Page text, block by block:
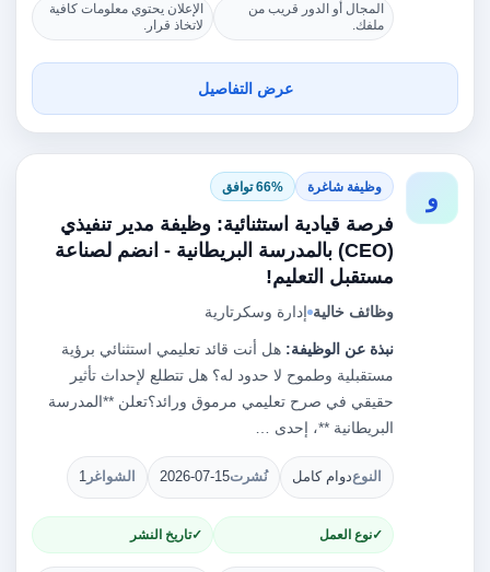
المجال أو الدور قريب من
ملفك.
الإعلان يحتوي معلومات كافية
لاتخاذ قرار.
عرض التفاصيل
و وظيفة شاغرة 66% توافق
فرصة قيادية استثنائية: وظيفة مدير تنفيذي
(CEO) بالمدرسة البريطانية - انضم لصناعة
مستقبل التعليم!
وظائف خالية إدارة وسكرتارية
نبذة عن الوظيفة: هل أنت قائد تعليمي استثنائي برؤية
مستقبلية وطموح لا حدود له؟ هل تتطلع لإحداث تأثير
حقيقي في صرح تعليمي مرموق ورائد؟تعلن **المدرسة
البريطانية **، إحدى …
النوعدوام كامل نُشرت2026-07-15 الشواغر 1
نوع العمل تاريخ النشر